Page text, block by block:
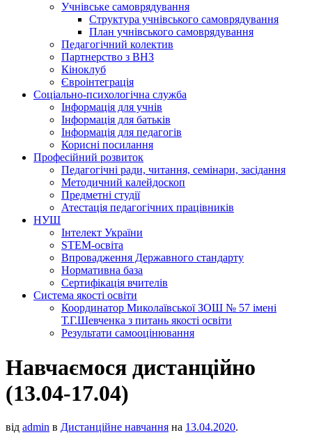
Учнівське самоврядування
Структура учнiвського самоврядування
План учнiвського самоврядування
Педагогічний колектив
Партнерство з ВНЗ
Кіноклуб
Євроінтеграція
Соціально-психологічна служба
Інформація для учнів
Інформація для батьків
Інформація для педагогів
Корисні посилання
Професійний розвиток
Педагогічні ради, читання, семінари, засідання
Методичний калейдоскоп
Предметні студії
Атестація педагогічних працівників
НУШ
Інтелект України
STEM-освіта
Впровадження Державного стандарту
Нормативна база
Сертифікація вчителів
Система якості освіти
Координатор Миколаївської ЗОШ № 57 імені
Т.Г.Шевченка з питань якості освіти
Результати самооцінювання
Навчаємося дистанційно
(13.04-17.04)
від admin в Дистанційне навчання на 13.04.2020.